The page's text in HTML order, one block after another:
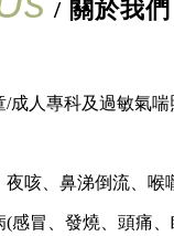
/ 關於我們
/成人專科及過敏氣
夜咳、鼻涕倒流、喉
感冒、發燒、頭痛